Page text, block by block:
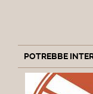
POTREBBE